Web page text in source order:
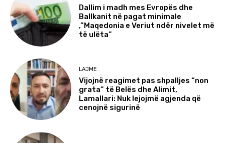
Dallim i madh mes Evropës dhe
Ballkanit në pagat minimale
,”Maqedonia e Veriut ndër nivelet më
të ulëta”
LAJME
Vijojnë reagimet pas shpalljes “non
grata” të Belës dhe Alimit,
Lamallari: Nuk lejojmë agjenda që
cenojnë sigurinë